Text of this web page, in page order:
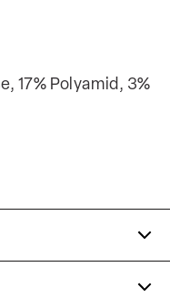
17% Polyamid, 3%
STANDARD 100.